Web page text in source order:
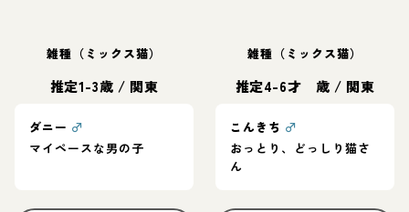
雑種（ミックス猫）
推定1-3歳 / 関東
ダニー ♂
マイペースな男の子
雑種（ミックス猫）
推定4-6才 歳 / 関東
こんきち ♂
おっとり、どっしり猫さ
ん